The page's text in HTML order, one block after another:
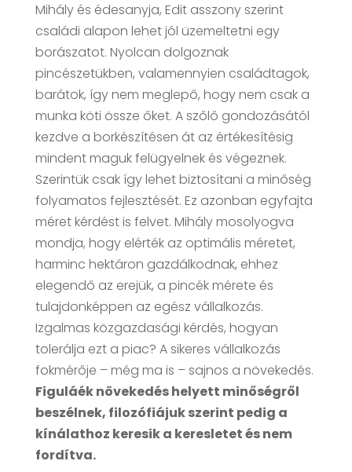
Mihály és édesanyja, Edit asszony szerint
családi alapon lehet jól üzemeltetni egy
borászatot. Nyolcan dolgoznak
pincészetükben, valamennyien családtagok,
barátok, így nem meglepő, hogy nem csak a
munka köti össze őket. A szőlő gondozásától
kezdve a borkészítésen át az értékesítésig
mindent maguk felügyelnek és végeznek.
Szerintük csak így lehet biztosítani a minőség
folyamatos fejlesztését. Ez azonban egyfajta
méret kérdést is felvet. Mihály mosolyogva
mondja, hogy elérték az optimális méretet,
harminc hektáron gazdálkodnak, ehhez
elegendő az erejük, a pincék mérete és
tulajdonképpen az egész vállalkozás.
Izgalmas közgazdasági kérdés, hogyan
tolerálja ezt a piac? A sikeres vállalkozás
fokmérője – még ma is – sajnos a növekedés.
Figuláék növekedés helyett minőségről
beszélnek, filozófiájuk szerint pedig a
kínálathoz keresik a keresletet és nem
fordítva.